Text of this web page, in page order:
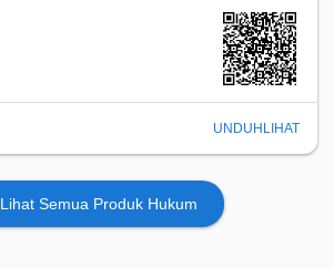
UNDUH LIHAT
Lihat Semua Produk Hukum